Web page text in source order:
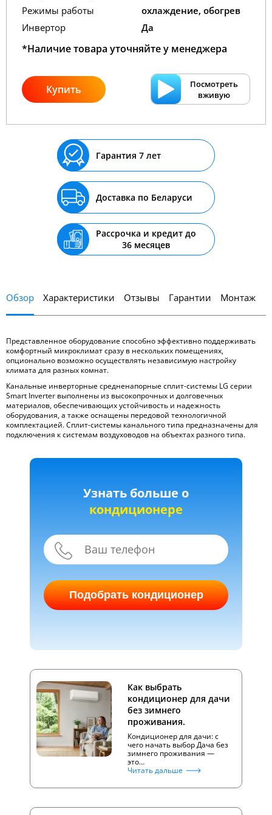
Режимы работы
охлаждение, обогрев
Инвертор
Да
*Наличие товара уточняйте у менеджера
Купить
Посмотреть
вживую
Гарантия 7 лет
Доставка по Беларуси
Рассрочка и кредит до
36 месяцев
Обзор Характеристики Отзывы Гарантии Монтаж
Представленное оборудование способно эффективно поддерживать
комфортный микроклимат сразу в нескольких помещениях,
опционально возможно осуществлять независимую настройку
климата для разных комнат.
Канальные инверторные средненапорные сплит-системы LG серии
Smart Inverter выполнены из высокопрочных и долговечных
материалов, обеспечивающих устойчивость и надежность
оборудования, а также оснащены передовой технологичной
комплектацией. Сплит-системы канального типа предназначены для
подключения к системам воздуховодов на объектах разного типа.
Узнать больше о
кондиционере
Подобрать кондиционер
Как выбрать
кондиционер для дачи
без зимнего
проживания.
Кондиционер для дачи: с
чего начать выбор Дача без
зимнего проживания —
это…
Читать дальше